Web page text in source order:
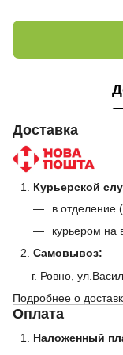
Доставка
Курьерской
в отделение
курьером на
Самовывоз:
г. Ровно,
Подробнее о
Оплата
Наложенный